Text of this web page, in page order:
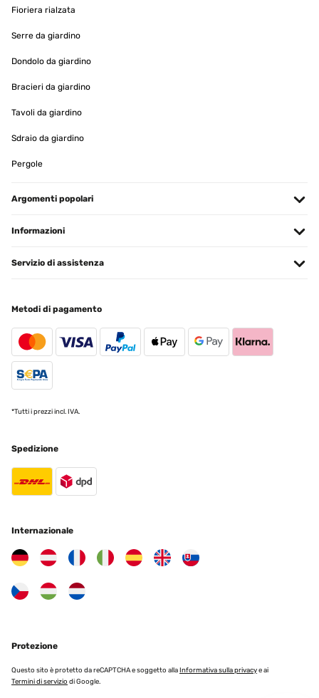
es mein Fehler war oder ob es vorher schon defekt war: leider ist
Ich habe ihn Trotzdem behalten da ich den Bilderrahmen gür ein
Wand hat konnte ich es trotzdem benutzen.
Pourrais être amélioré. Les agrafes arrière sont cassantes
Utilisateur d'Amazon
Les produits sont doublement conditionnés et bullés et les vitres
sont plastifiées pour leur protection des deux cotés donc le
conditionnement est au top. Le rendu est parfait pour mettre en
valeur deux affiches d’un désigner, cadeau fait à mon fils qui est en
disign il a été ravi du rendu. La qualité est même supérieure au prix
!
Utilisateur d'Amazon
Tradurre
plexiglas est protégé par un film de chaque côté. Les attaches au
un carton, lui même dans un autre carton. J'ai rarement vu un
emballage aussi bien fait ! Je recommande ce produit.
Fioriera rialzata
Serre da giardino
Dondolo da giardino
Bracieri da giardino
Tavoli da giardino
Sdraio da giardino
Pergole
Argomenti popolari
Informazioni
Servizio di assistenza
Metodi di pagamento
*Tutti i prezzi incl. IVA.
Spedizione
Internazionale
Protezione
Questo sito è protetto da reCAPTCHA e soggetto allaInformativa sulla privacye ai
Termini di servizio di Google.